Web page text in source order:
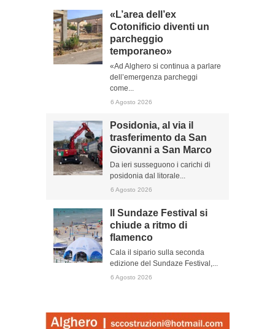
«L’area dell’ex
Cotonificio diventi un
parcheggio
temporaneo»
«Ad Alghero si continua a parlare
dell’emergenza parcheggi
come...
6 Agosto 2026
Posidonia, al via il
trasferimento da San
Giovanni a San Marco
Da ieri susseguono i carichi di
posidonia dal litorale...
6 Agosto 2026
Il Sundaze Festival si
chiude a ritmo di
flamenco
Cala il sipario sulla seconda
edizione del Sundaze Festival,...
6 Agosto 2026